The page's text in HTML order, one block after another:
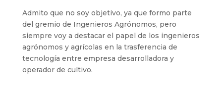
Admito que no soy objetivo, ya que formo parte
del gremio de Ingenieros Agrónomos, pero
siempre voy a destacar el papel de los ingenieros
agrónomos y agrícolas en la trasferencia de
tecnología entre empresa desarrolladora y
operador de cultivo.